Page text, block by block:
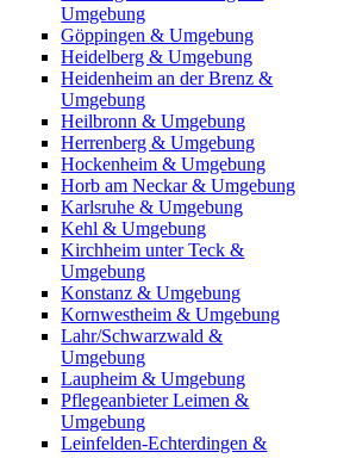
Umgebung
Göppingen & Umgebung
Heidelberg & Umgebung
Heidenheim an der Brenz &
Umgebung
Heilbronn & Umgebung
Herrenberg & Umgebung
Hockenheim & Umgebung
Horb am Neckar & Umgebung
Karlsruhe & Umgebung
Kehl & Umgebung
Kirchheim unter Teck &
Umgebung
Konstanz & Umgebung
Kornwestheim & Umgebung
Lahr/Schwarzwald &
Umgebung
Laupheim & Umgebung
Pflegeanbieter Leimen &
Umgebung
Leinfelden-Echterdingen &